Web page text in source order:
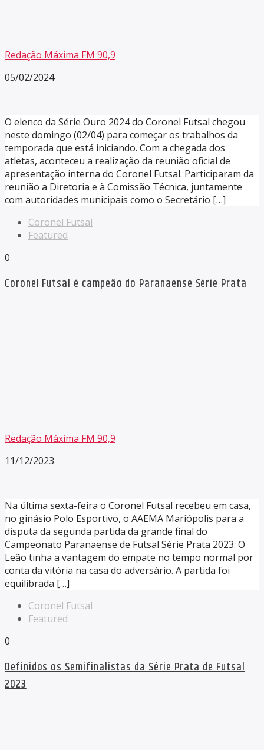
Redação Máxima FM 90,9
05/02/2024
O elenco da Série Ouro 2024 do Coronel Futsal chegou
neste domingo (02/04) para começar os trabalhos da
temporada que está iniciando. Com a chegada dos
atletas, aconteceu a realização da reunião oficial de
apresentação interna do Coronel Futsal. Participaram da
reunião a Diretoria e à Comissão Técnica, juntamente
com autoridades municipais como o Secretário […]
Coronel Futsal
Featured
0
Coronel Futsal é campeão do Paranaense Série Prata
Redação Máxima FM 90,9
11/12/2023
Na última sexta-feira o Coronel Futsal recebeu em casa,
no ginásio Polo Esportivo, o AAEMA Mariópolis para a
disputa da segunda partida da grande final do
Campeonato Paranaense de Futsal Série Prata 2023. O
Leão tinha a vantagem do empate no tempo normal por
conta da vitória na casa do adversário. A partida foi
equilibrada […]
Coronel Futsal
Featured
0
Definidos os Semifinalistas da Série Prata de Futsal
2023